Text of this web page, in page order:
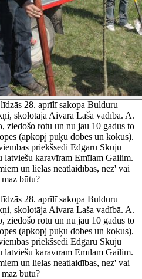
28. aprīlī sakopa Bulduru
skolotāja Aivara Laša vadībā. A.
ziedošo rotu un nu jau 10 gadus to
(apkopj puķu dobes un kokus).
priekšsēdi Edgaru Skuju
latviešu karavīram Emīlam Gailim.
un lielas neatlaidības, nez' vai
būtu?
28. aprīlī sakopa Bulduru
skolotāja Aivara Laša vadībā. A.
ziedošo rotu un nu jau 10 gadus to
(apkopj puķu dobes un kokus).
priekšsēdi Edgaru Skuju
latviešu karavīram Emīlam Gailim.
un lielas neatlaidības, nez' vai
būtu?